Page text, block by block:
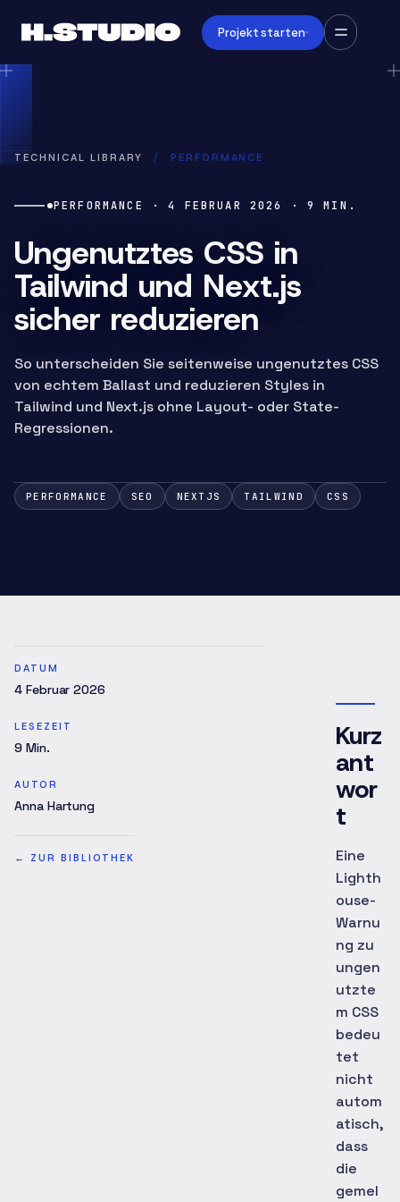
Projekt starten
TECHNICAL LIBRARY / PERFORMANCE
PERFORMANCE ·4 FEBRUAR 2026 · 9 MIN.
Ungenutztes CSS in
Tailwind und Next.js
sicher reduzieren
So unterscheiden Sie seitenweise ungenutztes CSS
von echtem Ballast und reduzieren Styles in
Tailwind und Next.js ohne Layout- oder State-
Regressionen.
PERFORMANCE SEO NEXTJS TAILWIND CSS
DATUM
4 Februar 2026
LESEZEIT
9 Min.
AUTOR
Anna Hartung
← ZUR BIBLIOTHEK
Kurz
ant
wor
t
Eine
Lighth
ouse-
Warnu
ng zu
ungen
utzte
m CSS
bedeu
tet
nicht
autom
atisch,
dass
die
gemel